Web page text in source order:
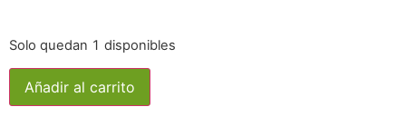
Solo quedan 1 disponibles
Añadir al carrito